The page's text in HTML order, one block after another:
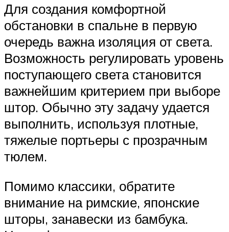
Для создания комфортной
обстановки в спальне в первую
очередь важна изоляция от света.
Возможность регулировать уровень
поступающего света становится
важнейшим критерием при выборе
штор. Обычно эту задачу удается
выполнить, используя плотные,
тяжелые портьеры с прозрачным
тюлем.
Помимо классики, обратите
внимание на римские, японские
шторы, занавески из бамбука.